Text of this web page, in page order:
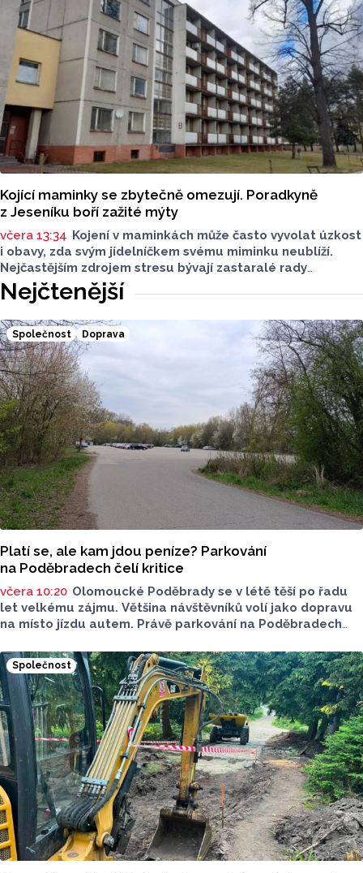
Kojící maminky se zbytečně omezují. Poradkyně
z Jeseníku boří zažité mýty
včera 13:34 Kojení v maminkách může často vyvolat úzkost
i obavy, zda svým jídelníčkem svému miminku neublíží.
Nejčastějším zdrojem stresu bývají zastaralé rady
o nutnosti radikálního omezování jídelníčku, vyhýbání
se nadýmavým potravinám nebo preventivnímu vyřazování
alergenů. Mýty o stravě při kojení boří laktační poradkyně
z Jeseníku.
Nejčtenější
Společnost Doprava
Platí se, ale kam jdou peníze? Parkování
na Poděbradech čelí kritice
včera 10:20 Olomoucké Poděbrady se v létě těší po řadu
let velkému zájmu. Většina návštěvníků volí jako dopravu
na místo jízdu autem. Právě parkování na Poděbradech
Na konci června vznikla na Facebooku stránka s názvem
Poděbrady bez závor a nelegálního parkovného, která
upozorňuje na nevyhovujcí situaci s parkováním
u oblíbeného olomouckého letoviska. Za iniciativou stojí
zastupitel města Olomouce, na jeho přání nebudeme
uvádět jeho identitu.
Společnost